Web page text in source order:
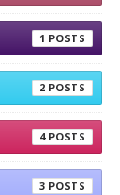
1
2
4
3